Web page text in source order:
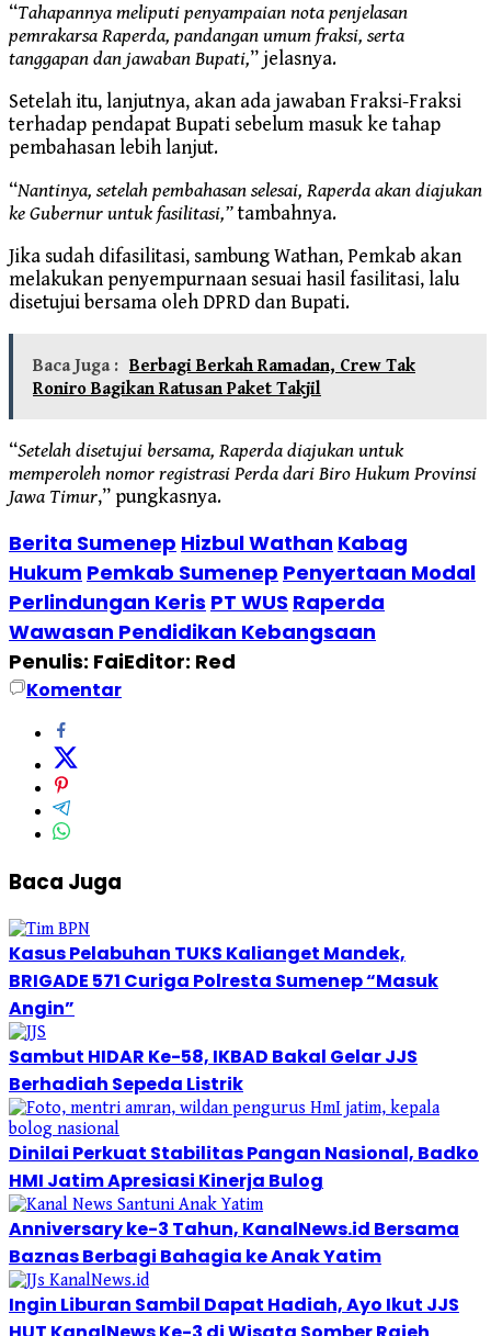
“Tahapannya meliputi penyampaian nota penjelasan
pemrakarsa Raperda, pandangan umum fraksi, serta
tanggapan dan jawaban Bupati,” jelasnya.
Setelah itu, lanjutnya, akan ada jawaban Fraksi-Fraksi
terhadap pendapat Bupati sebelum masuk ke tahap
pembahasan lebih lanjut.
“Nantinya, setelah pembahasan selesai, Raperda akan diajukan
ke Gubernur untuk fasilitasi,”tambahnya.
Jika sudah difasilitasi, sambung Wathan, Pemkab akan
melakukan penyempurnaan sesuai hasil fasilitasi, lalu
disetujui bersama oleh DPRD dan Bupati.
Baca Juga : Berbagi Berkah Ramadan, Crew Tak
Roniro Bagikan Ratusan Paket Takjil
“Setelah disetujui bersama, Raperda diajukan untuk
memperoleh nomor registrasi Perda dari Biro Hukum Provinsi
Jawa Timur,” pungkasnya.
Berita Sumenep Hizbul Wathan Kabag
Hukum Pemkab Sumenep Penyertaan Modal
Perlindungan Keris PT WUS Raperda
Wawasan Pendidikan Kebangsaan
Penulis: FaiEditor: Red
Komentar
Baca Juga
Kasus Pelabuhan TUKS Kalianget Mandek,
BRIGADE 571 Curiga Polresta Sumenep “Masuk
Angin”
Sambut HIDAR Ke-58, IKBAD Bakal Gelar JJS
Berhadiah Sepeda Listrik
Dinilai Perkuat Stabilitas Pangan Nasional, Badko
HMI Jatim Apresiasi Kinerja Bulog
Anniversary ke-3 Tahun, KanalNews.id Bersama
Baznas Berbagi Bahagia ke Anak Yatim
Ingin Liburan Sambil Dapat Hadiah, Ayo Ikut JJS